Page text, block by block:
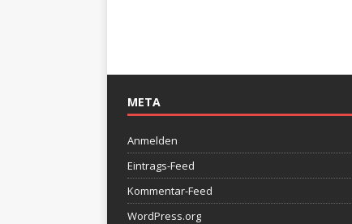
META
Anmelden
Eintrags-Feed
Kommentar-Feed
WordPress.org